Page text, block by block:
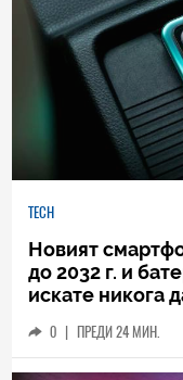
TECH
Новият
до 2032 г. и
искате никога
0 ПРЕДИ 24 МИН.